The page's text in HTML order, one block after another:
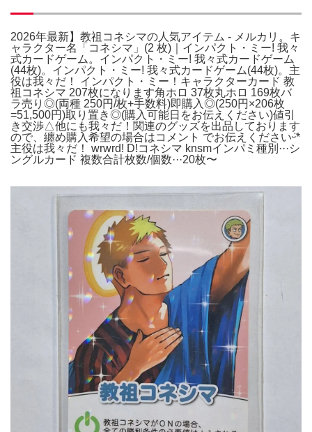
2026年最新】教祖コネシマの人気アイテム - メルカリ。キ
ャラクター名「コネシマ」(2 枚)｜インパクト・ミー! 我々
式カードゲーム。インパクト・ミー! 我々式カードゲーム
(44枚)。インパクト・ミー! 我々式カードゲーム(44枚)。主
役は我々だ！ インパクト・ミー！キャラクターカード 教
祖コネシマ 207枚になります角ホロ 37枚丸ホロ 169枚バ
ラ売り◎(両種 250円/枚+手数料)即購入◎(250円×206枚
=51,500円)取り置き◎(購入可能日をお伝えください)値引
き交渉△他にも我々だ！関連のグッズを出品しております
ので、纏め購入希望の場合はコメント でお伝えくださいᵕ̈*
主役は我々だ！ wrwrd! D!コネシマ knsmインパミ種別···シ
ングルカード 複数合計枚数/個数···20枚〜